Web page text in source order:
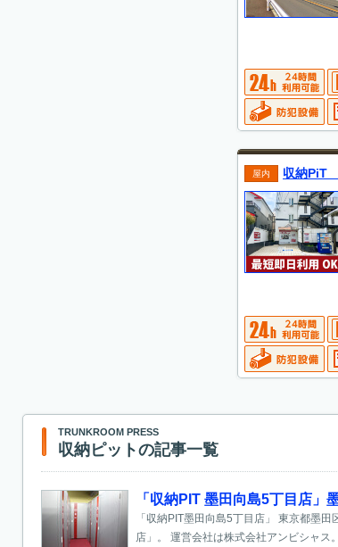
屋内 収納PiT
TRUNKROOM PRESS
収納ピットの記事一覧
「収納PIT 墨田向島5丁目店
「収納PIT墨田向島5丁目店」 東京都墨
店」。 運営会社は株式会社アンビシャス